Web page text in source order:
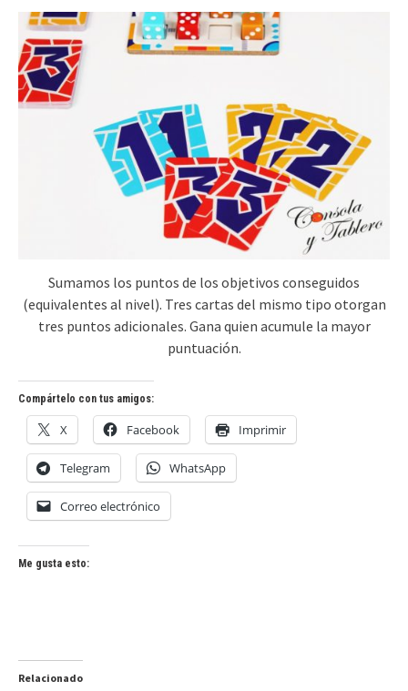
Sumamos los puntos de los objetivos conseguidos
(equivalentes al nivel). Tres cartas del mismo tipo otorgan
tres puntos adicionales. Gana quien acumule la mayor
puntuación.
Compártelo con tus amigos:
X Facebook Imprimir
Telegram WhatsApp
Correo electrónico
Me gusta esto:
Relacionado